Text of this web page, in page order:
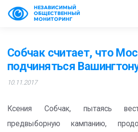
НЕЗАВИСИМЫЙ
ОБЩЕСТВЕННЫЙ
МОНИТОРИНГ
Собчак считает, что
подчиняться
10.11.2017
Ксения Собчак, пытаясь
предвыборную кампанию,